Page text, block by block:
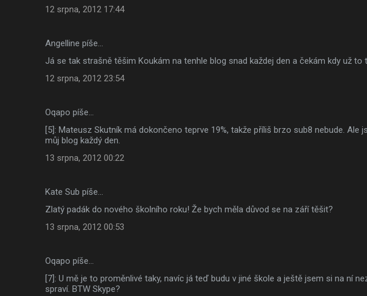
12 srpna, 2012 17:44
Angelline píše…
Já se tak strašně těšim Koukám na tenhle blog snad každej den a čekám kdy už to
12 srpna, 2012 23:54
Oqapo píše…
[5]: Mateusz Skutník má dokončeno teprve 19%, takže příliš brzo sub8 nebude. Ale
můj blog každý den.
13 srpna, 2012 00:22
Kate Sub píše…
Zlatý padák do nového školního roku! Že bych měla důvod se na září těšit?
13 srpna, 2012 00:53
Oqapo píše…
[7]: U mě je to proměnlivé taky, navíc já teď budu v jiné škole a ještě jsem si na ní
spraví. BTW Skype?